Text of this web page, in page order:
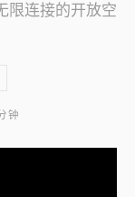
限连接的开放空
钟